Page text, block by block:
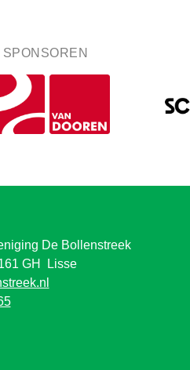
SPONSOREN
De Bollenstreek
GH Lisse